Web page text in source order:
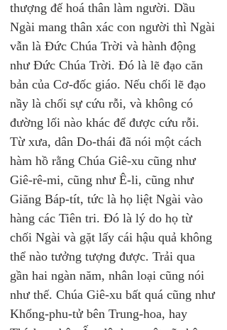
thượng đế hoá thân làm người. Dầu
Ngài mang thân xác con người thì Ngài
vẫn là Đức Chúa Trời và hành động
như Đức Chúa Trời. Đó là lẽ đạo căn
bản của Cơ-đốc giáo. Nếu chối lẽ đạo
nầy là chối sự cứu rỗi, và không có
đường lối nào khác để được cứu rỗi.
Từ xưa, dân Do-thái đã nói một cách
hàm hồ rằng Chúa Giê-xu cũng như
Giê-rê-mi, cũng như Ê-li, cũng như
Giăng Báp-tít, tức là họ liệt Ngài vào
hàng các Tiên tri. Đó là lý do họ từ
chối Ngài và gặt lấy cái hậu quả không
thể nào tưởng tượng được. Trải qua
gần hai ngàn năm, nhân loại cũng nói
như thế. Chúa Giê-xu bất quá cũng như
Khổng-phu-tử bên Trung-hoa, hay